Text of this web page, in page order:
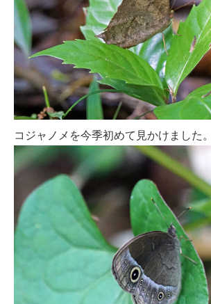
コジャノメを今季初めて見かけました。